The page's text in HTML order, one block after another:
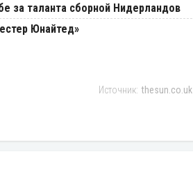
за таланта сборной Нидерландов
Юнайтед»
thesun.co.uk